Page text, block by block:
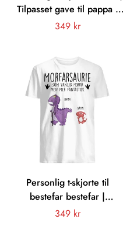
Tilpasset gave til pappa |
Super pappa
Vanligt
349 kr
Personlig t-skjorte til
bestefar bestefar |
Personlige gaver til bestefar
Vanligt
349 kr